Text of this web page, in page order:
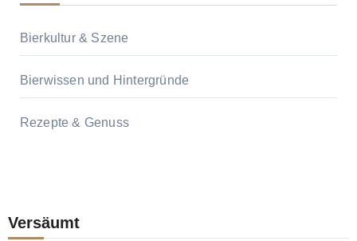
Bierkultur & Szene
Bierwissen und Hintergründe
Rezepte & Genuss
Versäumt